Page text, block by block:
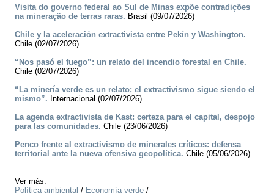
Visita do governo federal ao Sul de Minas expõe contradições
na mineração de terras raras. Brasil (09/07/2026)
Chile y la aceleración extractivista entre Pekín y Washington.
Chile (02/07/2026)
“Nos pasó el fuego”: un relato del incendio forestal en Chile.
Chile (02/07/2026)
“La minería verde es un relato; el extractivismo sigue siendo el
mismo”. Internacional (02/07/2026)
La agenda extractivista de Kast: certeza para el capital, despojo
para las comunidades. Chile (23/06/2026)
Penco frente al extractivismo de minerales críticos: defensa
territorial ante la nueva ofensiva geopolítica. Chile (05/06/2026)
Ver más:
Política ambiental / Economía verde /